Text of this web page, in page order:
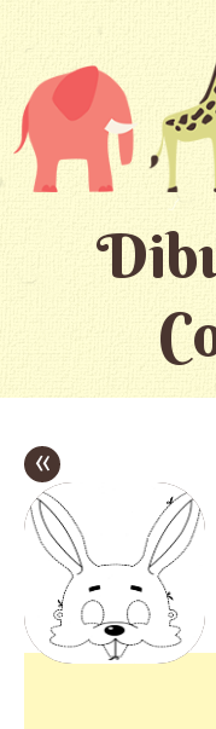
«